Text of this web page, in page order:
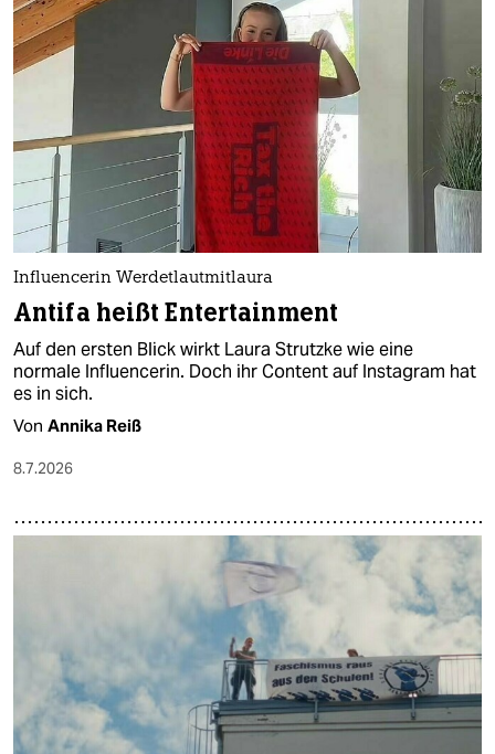
Influencerin Werdetlautmitlaura
Antifa heißt Entertainment
Auf den ersten Blick wirkt Laura Strutzke wie eine
normale Influencerin. Doch ihr Content auf Instagram hat
es in sich.
Von Annika Reiß
8.7.2026